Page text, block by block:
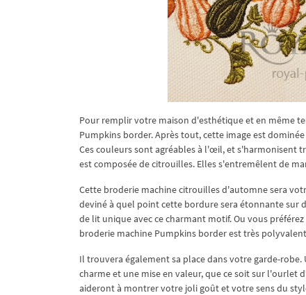
Pour remplir votre maison d'esthétique et en même
Pumpkins border. Après tout, cette image est
Ces couleurs sont agréables à l'œil, et s'harmonisent
est composée de citrouilles. Elles s'entremêlent de
Cette broderie machine citrouilles d'automne sera
deviné à quel point cette bordure sera étonnante sur
de lit unique avec ce charmant motif. Ou vous
broderie machine Pumpkins border est très
Il trouvera également sa place dans votre garde-
charme et une mise en valeur, que ce soit sur l'ourlet
aideront à montrer votre joli goût et votre sens du